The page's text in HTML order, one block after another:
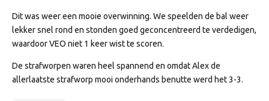
Dit was weer een mooie overwinning. We speelden de bal weer
lekker snel rond en stonden goed geconcentreerd te verdedigen,
waardoor VEO niet 1 keer wist te scoren.
De strafworpen waren heel spannend en omdat Alex de
allerlaatste strafworp mooi onderhands benutte werd het 3-3.